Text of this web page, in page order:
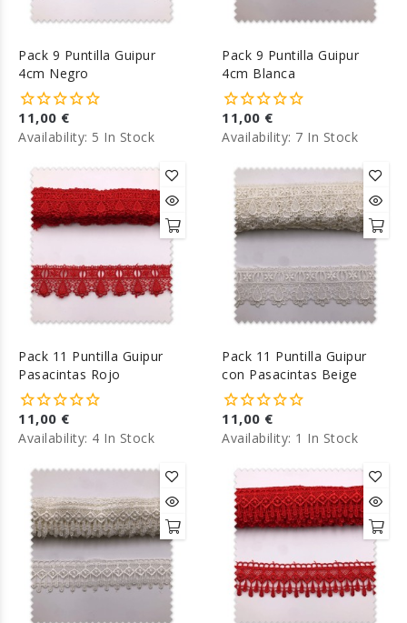
Pack 9 Puntilla Guipur
4cm Negro
11,00 €
Availability: 5 In Stock
Pack 9 Puntilla Guipur
4cm Blanca
11,00 €
Availability: 7 In Stock
Pack 11 Puntilla Guipur
Pasacintas Rojo
11,00 €
Availability: 4 In Stock
Pack 11 Puntilla Guipur
con Pasacintas Beige
11,00 €
Availability: 1 In Stock